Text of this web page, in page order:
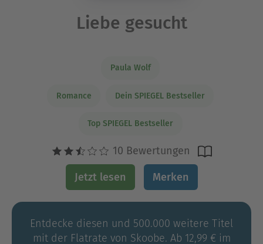
Liebe gesucht
Paula Wolf
Romance Dein SPIEGEL Bestseller
Top SPIEGEL Bestseller
10 Bewertungen
Jetzt lesen Merken
Entdecke diesen und 500.000 weitere Titel
mit der Flatrate von Skoobe. Ab 12,99 € im